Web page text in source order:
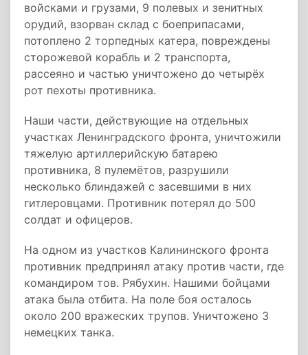
войсками и грузами, 9 полевых и зенитных
орудий, взорван склад с боеприпасами,
потоплено 2 торпедных катера, повреждены
сторожевой корабль и 2 транспорта,
рассеяно и частью уничтожено до четырёх
рот пехоты противника.
Наши части, действующие на отдельных
участках Ленинградского фронта, уничтожили
тяжелую артиллерийскую батарею
противника, 8 пулемётов, разрушили
несколько блиндажей с засевшими в них
гитлеровцами. Противник потерял до 500
солдат и офицеров.
На одном из участков Калининского фронта
противник предпринял атаку против части, где
командиром тов. Рябухин. Нашими бойцами
атака была отбита. На поле боя осталось
около 200 вражеских трупов. Уничтожено 3
немецких танка.